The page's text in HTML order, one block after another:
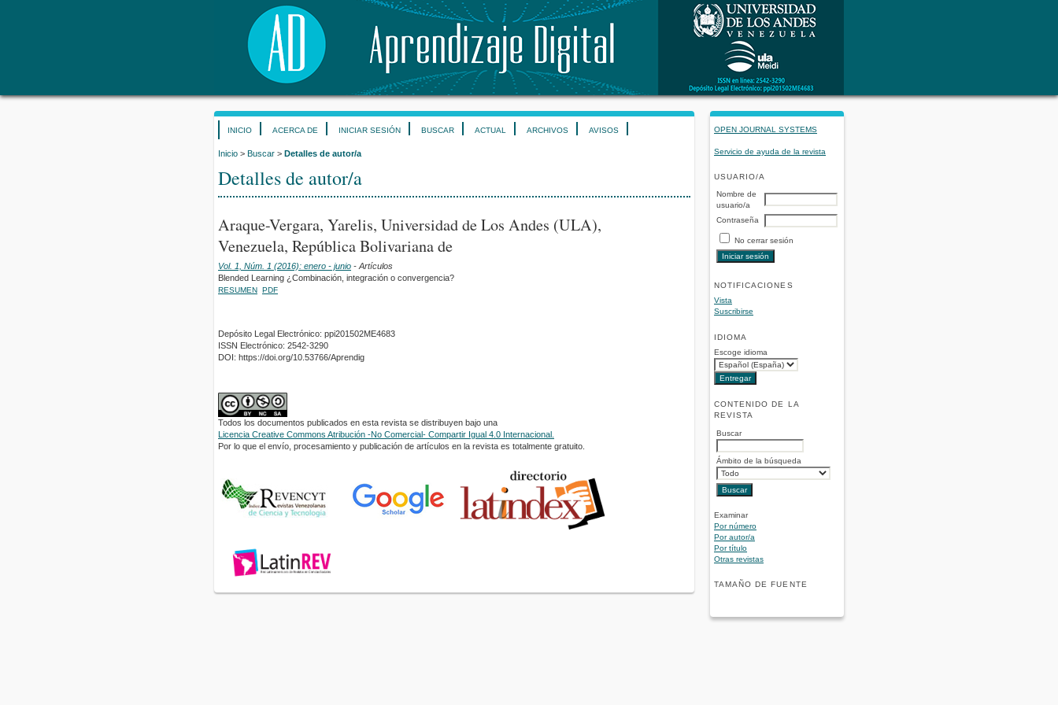
OPEN JOURNAL SYSTEMS
Servicio de ayuda de la revista
USUARIO/A
Nombre de
usuario/a
Contraseña
No cerrar sesión
NOTIFICACIONES
Vista
Suscribirse
IDIOMA
Escoge idioma
CONTENIDO DE LA
REVISTA
Buscar
Ámbito de la búsqueda
Examinar
Por número
Por autor/a
Por título
Otras revistas
TAMAÑO DE FUENTE
INICIO ACERCA DE INICIAR SESIÓN BUSCAR ACTUAL ARCHIVOS AVISOS
Inicio > Buscar > Detalles de autor/a
Detalles de autor/a
Araque-Vergara, Yarelis, Universidad de Los Andes (ULA),
Venezuela, República Bolivariana de
Vol. 1, Núm. 1 (2016): enero - junio - Artículos
Blended Learning ¿Combinación, integración o convergencia?
RESUMEN PDF
Depósito Legal Electrónico: ppi201502ME4683
ISSN Electrónico: 2542-3290
DOI: https://doi.org/10.53766/Aprendig
Todos los documentos publicados en esta revista se distribuyen bajo una
Licencia Creative Commons Atribución -No Comercial- Compartir Igual 4.0 Internacional.
Por lo que el envío, procesamiento y publicación de artículos en la revista es totalmente gratuito.